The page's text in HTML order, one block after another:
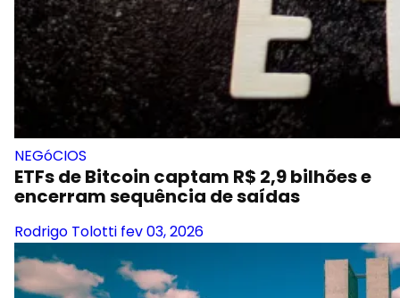
NEGóCIOS
ETFs de Bitcoin captam R$ 2,9 bilhões e
encerram sequência de saídas
Rodrigo Tolotti fev 03, 2026